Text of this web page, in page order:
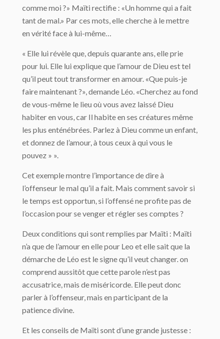
comme moi ?» Maïti rectifie : «Un homme qui a fait
tant de mal.» Par ces mots, elle cherche à le mettre
en vérité face à lui-même…
« Elle lui révèle que, depuis quarante ans, elle prie
pour lui. Elle lui explique que l’amour de Dieu est tel
qu’il peut tout transformer en amour. «Que puis-je
faire maintenant ?», demande Léo. «Cherchez au fond
de vous-même le lieu où vous avez laissé Dieu
habiter en vous, car Il habite en ses créatures même
les plus enténébrées. Parlez à Dieu comme un enfant,
et donnez de l’amour, à tous ceux à qui vous le
pouvez » ».
Cet exemple montre l’importance de dire à
l’offenseur le mal qu’il a fait. Mais comment savoir si
le temps est opportun, si l’offensé ne profite pas de
l’occasion pour se venger et régler ses comptes ?
Deux conditions qui sont remplies par Maïti : Maïti
n’a que de l’amour en elle pour Leo et elle sait que la
démarche de Léo est le signe qu’il veut changer. on
comprend aussitôt que cette parole n’est pas
accusatrice, mais de miséricorde. Elle peut donc
parler à l’offenseur, mais en participant de la
patience divine.
Et les conseils de Maïti sont d’une grande justesse :